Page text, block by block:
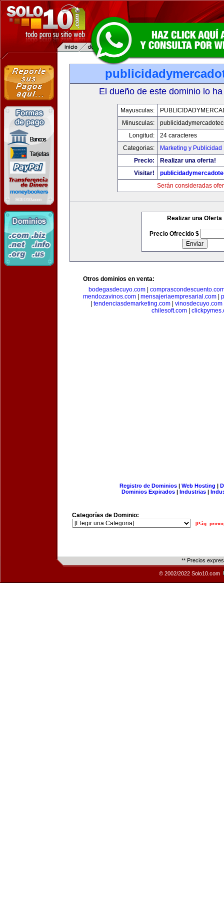
El dueño de este dominio lo
Mayusculas:
Minusculas:
Longitud:
24 caracteres
Categorias:
Marketing y Publicidad
Precio:
Realizar una oferta!
Visitar!
Serán consideradas
Realizar una Oferta
Precio Ofrecido $
Otros dominios en venta:
bodegasdecuyo.com
mendozavinos.com
mensajeriaempresarial.com
tendenciasdemarketing.com| vinosdecuyo.com
chilesoft.com
Registro de Dominios| Web Hosting |
Dominios Expirados | Industrias |
Categorías de Dominio:
[Pág.
** Precios
© 2002/2022 Solo10.com